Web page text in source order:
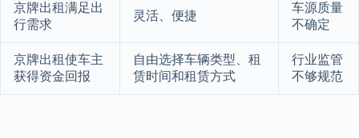
京牌出租满足出
行需求
灵活、便捷
车源质量
不确定
京牌出租使车主
获得资金回报
自由选择车辆类型、租
赁时间和租赁方式
行业监管
不够规范